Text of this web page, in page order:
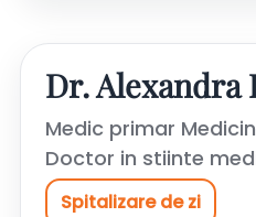
Dr. Alexandra
Medic primar
Doctor in stiinte
Spitalizare de zi